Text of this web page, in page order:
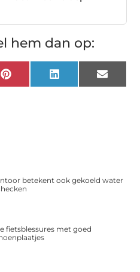
hem dan op:
Pinterest LinkedIn Email
betekent ook gekoeld water
fietsblessures met goed